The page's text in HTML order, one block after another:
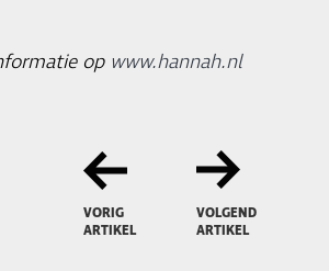
op www.hannah.nl
VORIG
ARTIKEL
VOLGEND
ARTIKEL